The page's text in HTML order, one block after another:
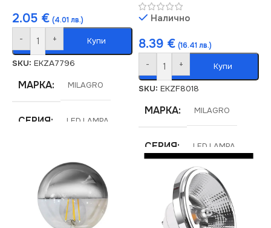
2.05 € (4.01 лв.)
- + Купи
SKU: EKZA7796
МАРКА MILAGRO
СЕРИЯ LED LAMPA
220V
ЦОКЪЛ E27
Налично
8.39 € (16.41 лв.)
- + Купи
SKU: EKZF8018
МАРКА MILAGRO
СЕРИЯ LED LAMPA
ЕНЕРГИЕН КЛАС
НАПРЕЖЕНИЕ (V)